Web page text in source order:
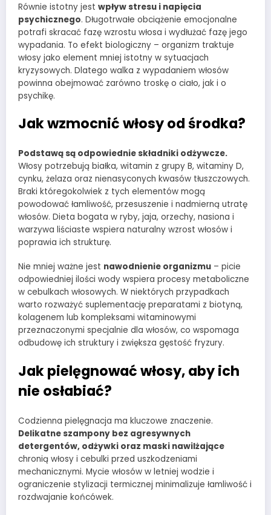
Równie istotny jest wpływ stresu i napięcia
psychicznego. Długotrwałe obciążenie emocjonalne
potrafi skracać fazę wzrostu włosa i wydłużać fazę jego
wypadania. To efekt biologiczny – organizm traktuje
włosy jako element mniej istotny w sytuacjach
kryzysowych. Dlatego walka z wypadaniem włosów
powinna obejmować zarówno troskę o ciało, jak i o
psychikę.
Jak wzmocnić włosy od środka?
Podstawą są odpowiednie składniki odżywcze.
Włosy potrzebują białka, witamin z grupy B, witaminy D,
cynku, żelaza oraz nienasyconych kwasów tłuszczowych.
Braki któregokolwiek z tych elementów mogą
powodować łamliwość, przesuszenie i nadmierną utratę
włosów. Dieta bogata w ryby, jaja, orzechy, nasiona i
warzywa liściaste wspiera naturalny wzrost włosów i
poprawia ich strukturę.
Nie mniej ważne jest nawodnienie organizmu – picie
odpowiedniej ilości wody wspiera procesy metaboliczne
w cebulkach włosowych. W niektórych przypadkach
warto rozważyć suplementację preparatami z biotyną,
kolagenem lub kompleksami witaminowymi
przeznaczonymi specjalnie dla włosów, co wspomaga
odbudowę ich struktury i zwiększa gęstość fryzury.
Jak pielęgnować włosy, aby ich
nie osłabiać?
Codzienna pielęgnacja ma kluczowe znaczenie.
Delikatne szampony bez agresywnych
detergentów, odżywki oraz maski nawilżające
chronią włosy i cebulki przed uszkodzeniami
mechanicznymi. Mycie włosów w letniej wodzie i
ograniczenie stylizacji termicznej minimalizuje łamliwość i
rozdwajanie końcówek.